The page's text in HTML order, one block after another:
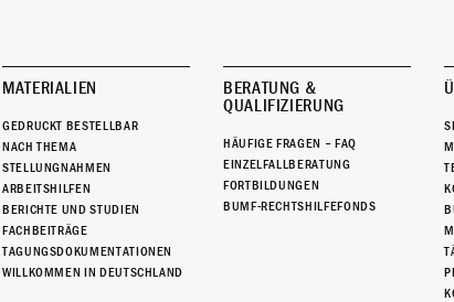
MATERIALIEN
GEDRUCKT BESTELLBAR
NACH THEMA
STELLUNGNAHMEN
ARBEITSHILFEN
BERICHTE UND STUDIEN
FACHBEITRÄGE
TAGUNGSDOKUMENTATIONEN
WILLKOMMEN IN DEUTSCHLAND
BERATUNG &
QUALIFIZIERUNG
HÄUFIGE FRAGEN – FAQ
EINZELFALLBERATUNG
FORTBILDUNGEN
BUMF-RECHTSHILFEFONDS